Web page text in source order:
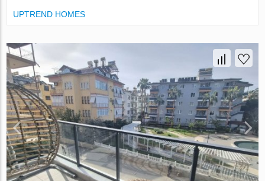
UPTREND HOMES